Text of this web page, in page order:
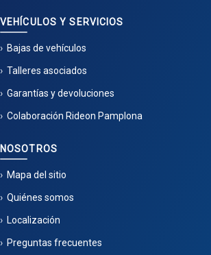
VEHÍCULOS Y SERVICIOS
Bajas de vehículos
Talleres asociados
Garantías y devoluciones
Colaboración Rideon Pamplona
NOSOTROS
Mapa del sitio
Quiénes somos
Localización
Preguntas frecuentes